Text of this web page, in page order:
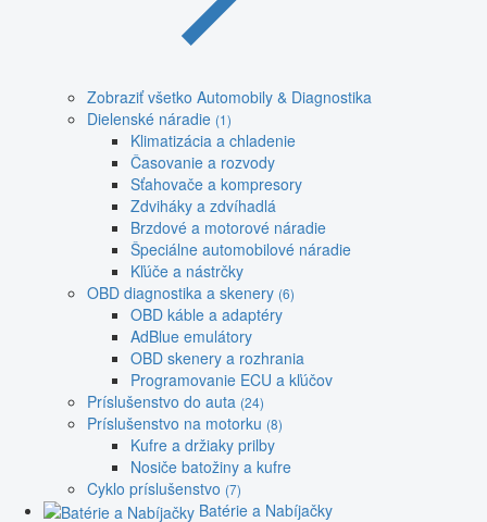
Zobraziť všetko Automobily & Diagnostika
Dielenské náradie (1)
Klimatizácia a chladenie
Časovanie a rozvody
Sťahovače a kompresory
Zdviháky a zdvíhadlá
Brzdové a motorové náradie
Špeciálne automobilové náradie
Kľúče a nástrčky
OBD diagnostika a skenery (6)
OBD káble a adaptéry
AdBlue emulátory
OBD skenery a rozhrania
Programovanie ECU a kľúčov
Príslušenstvo do auta (24)
Príslušenstvo na motorku (8)
Kufre a držiaky prilby
Nosiče batožiny a kufre
Cyklo príslušenstvo (7)
Batérie a Nabíjačky